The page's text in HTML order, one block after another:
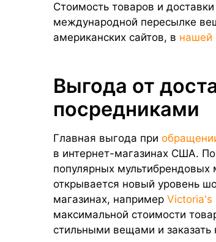
Стоимость товаров и
международной пересылке
американских сайтов, в нашей
Выгода от
посредниками
Главная выгода при
в интернет-магазинах США.
популярных
открывается новый уровень
магазинах, например Victoria's
максимальной стоимости
стильными вещами и заказать